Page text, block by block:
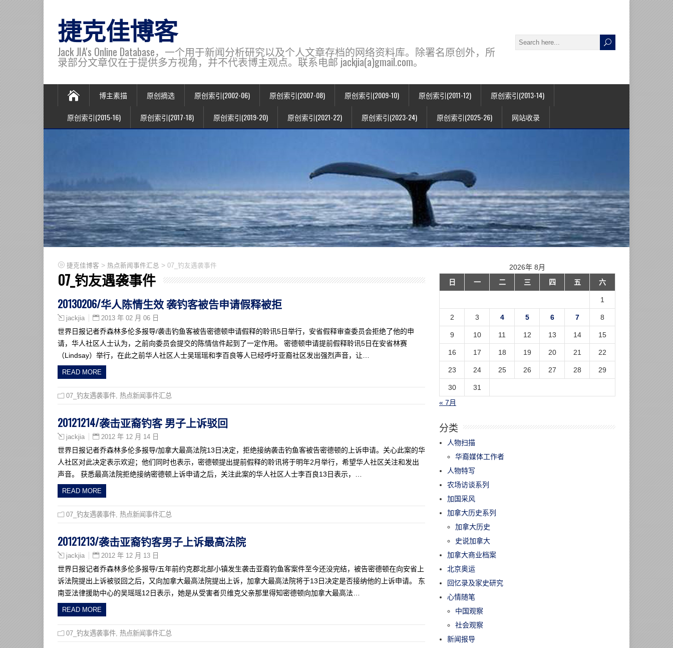
捷克佳博客
Jack JIA's Online Database，一个用于新闻分析研究以及个人文章存档的网络资料库。除署名原创外，所
录部分文章仅在于提供多方视角，并不代表博主观点。联系电邮 jackjia(a)gmail.com。
博主素描 原创摘选 原创索引(2002-06) 原创索引(2007-08) 原创索引(2009-10) 原创索引(2011-12) 原创索引(2013-14)
原创索引(2015-16) 原创索引(2017-18) 原创索引(2019-20) 原创索引(2021-22) 原创索引(2023-24) 原创索引(2025-26) 网站收录
捷克佳博客 > 热点新闻事件汇总 > 07_钓友遇袭事件
07_钓友遇袭事件
20130206/华人陈情生效 袭钓客被告申请假释被拒
jackjia 2013 年 02 月 06 日
世界日报记者乔森林多伦多报导/袭击钓鱼客被告密德顿申请假释的聆讯5日举行，安省假释审查委员会拒绝了他的申
请，华人社区人士认为，之前向委员会提交的陈情信件起到了一定作用。 密德顿申请提前假释聆讯5日在安省林赛
（Lindsay）举行，在此之前华人社区人士吴瑶瑶和李百良等人已经呼吁亚裔社区发出强烈声音，让…
READ MORE
07_钓友遇袭事件 热点新闻事件汇总
20121214/袭击亚裔钓客 男子上诉驳回
jackjia 2012 年 12 月 14 日
世界日报记者乔森林多伦多报导/加拿大最高法院13日决定，拒绝接纳袭击钓鱼客被告密德顿的上诉申请。关心此案的华
人社区对此决定表示欢迎；他们同时也表示，密德顿提出提前假释的聆讯将于明年2月举行，希望华人社区关注和发出
声音。 获悉最高法院拒绝接纳密德顿上诉申请之后，关注此案的华人社区人士李百良13日表示，…
READ MORE
07_钓友遇袭事件 热点新闻事件汇总
20121213/袭击亚裔钓客男子上诉最高法院
jackjia 2012 年 12 月 13 日
世界日报记者乔森林多伦多报导/五年前约克郡北部小镇发生袭击亚裔钓鱼客案件至今还没完结，被告密德顿在向安省上
诉法院提出上诉被驳回之后，又向加拿大最高法院提出上诉，加拿大最高法院将于13日决定是否接纳他的上诉申请。 东
南亚法律援助中心的吴瑶瑶12日表示，她是从受害者贝维克父亲那里得知密德顿向加拿大最高法…
READ MORE
07_钓友遇袭事件 热点新闻事件汇总
2026年 8月
日
一 二 三 四 五 六
1
2 3 4 5 6 7 8
9 10 11 12 13 14 15
16 17 18 19 20 21 22
23 24 25 26 27 28 29
30
31
« 7月
分类
人物扫描
华裔媒体工作者
人物特写
农场访谈系列
加国采风
加拿大历史系列
加拿大历史
史说加拿大
加拿大商业档案
北京奥运
回忆录及家史研究
心情随笔
中国观察
社会观察
新闻报导